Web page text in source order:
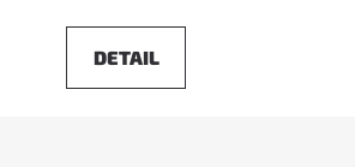
DETAIL